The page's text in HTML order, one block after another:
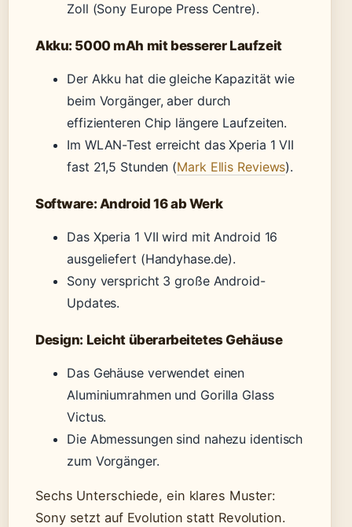
Zoll (Sony Europe Press Centre).
Akku: 5000 mAh mit besserer Laufzeit
Der Akku hat die gleiche Kapazität wie
beim Vorgänger, aber durch
effizienteren Chip längere Laufzeiten.
Im WLAN-Test erreicht das Xperia 1 VII
fast 21,5 Stunden (Mark Ellis Reviews).
Software: Android 16 ab Werk
Das Xperia 1 VII wird mit Android 16
ausgeliefert (Handyhase.de).
Sony verspricht 3 große Android-
Updates.
Design: Leicht überarbeitetes Gehäuse
Das Gehäuse verwendet einen
Aluminiumrahmen und Gorilla Glass
Victus.
Die Abmessungen sind nahezu identisch
zum Vorgänger.
Sechs Unterschiede, ein klares Muster:
Sony setzt auf Evolution statt Revolution.